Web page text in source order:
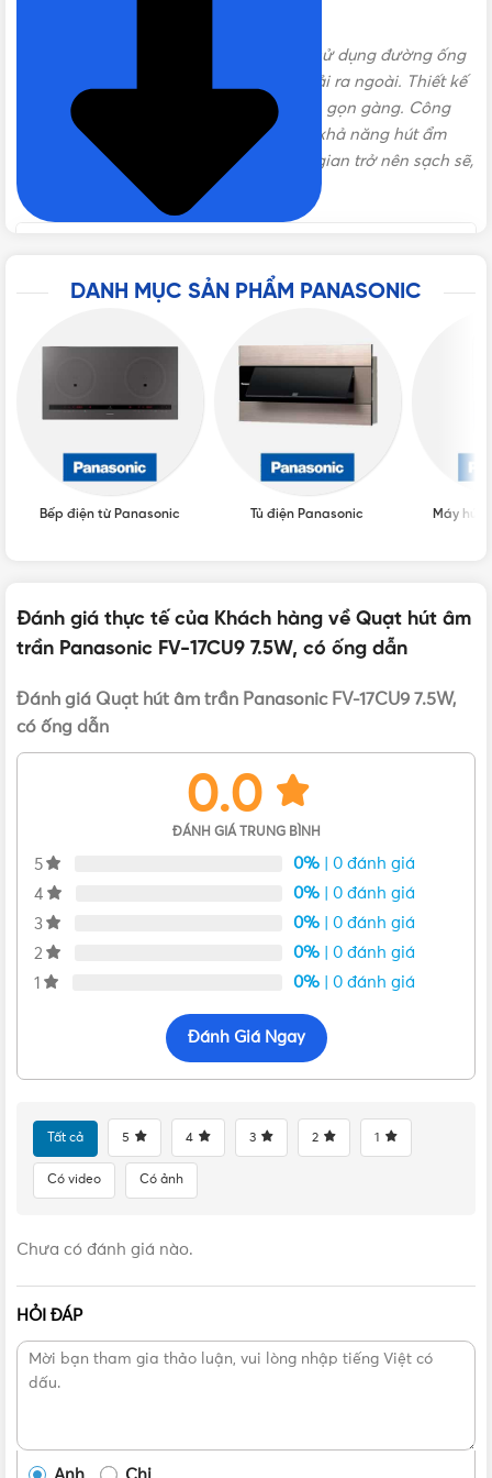
sử dụng đường ống
dẫn khí 100mm dạng ống nối hút khí thải ra ngoài. Thiết kế
với tông màu trắng tinh tế, khá đẹp mắt, gọn gàng. Công
dụng chính của chính của sản phẩm là khả năng hút ẩm
mốc, lưu chuyển không khí giúp không gian trở nên sạch sẽ,
thoáng mát hơn.
Quạt hút âm trần Panasonic FV-17CU9
Đặc điểm của Quạt hút âm trần Panasonic FV-
17CU9 7.5W, có ống dẫn
Quạt hút âm trần panasonic Panasonic FV-24CH8
Màn che bên ngoài giúp ngăn bụi và côn trùng xâm nhập
bảo về động cơ cũng như giúp thiết bị hoạt động trơn chu,
DANH MỤC SẢN PHẨM PANASONIC
Bếp điện từ Panasonic Tủ điện Panasonic Máy hút
Đánh giá thực tế của Khách hàng về Quạt hút âm
trần Panasonic FV-17CU9 7.5W, có ống dẫn
Đánh giá Quạt hút âm trần Panasonic FV-17CU9 7.5W,
có ống dẫn
0.0
ĐÁNH GIÁ TRUNG BÌNH
5 0% | 0 đánh giá
4
0% | 0 đánh giá
3
0% | 0 đánh giá
2
0% | 0 đánh giá
1
0% | 0 đánh giá
Đánh Giá Ngay
Tất cả 5 4 3 2 1
Có video Có ảnh
Chưa có đánh giá nào.
HỎI ĐÁP